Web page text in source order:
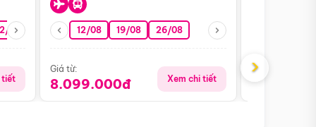
08 26/08 05/09 09/09 12/09
tiết
12/08 19/08 26/08
Giá từ:
8.099.000đ Xem chi tiết
Giá từ:
›